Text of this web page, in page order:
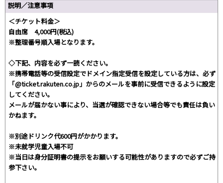
説明／注意事項
＜チケット料金＞
自由席 4,000円(税込)
※整理番号順入場となります。
◇下記、内容を必ず一読ください。
※携帯電話等の受信設定でドメイン指定受信を設定している方は、必ず
「@ticket.rakuten.co.jp」からのメールを事前に受信できるように設定
してください。
メールが届かない事により、当選が確認できない場合等でも責任は負い
かねます。
※別途ドリンク代600円がかかります。
※未就学児童入場不可
※当日は身分証明書の提示をお願いする可能性がありますので必ずご持
参下さい。